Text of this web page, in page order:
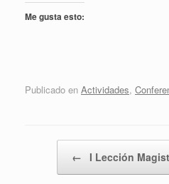
Me gusta esto:
Publicado en Actividades,
← I Lección